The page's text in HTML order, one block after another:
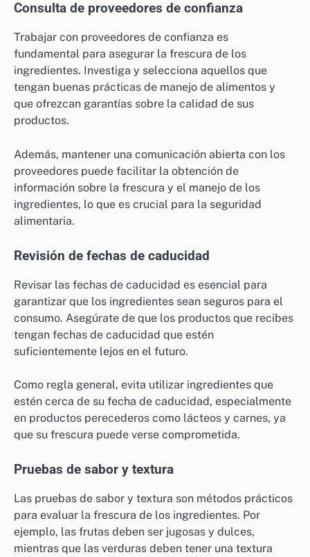
Consulta de proveedores de confianza
Trabajar con proveedores de confianza es
fundamental para asegurar la frescura de los
ingredientes. Investiga y selecciona aquellos que
tengan buenas prácticas de manejo de alimentos y
que ofrezcan garantías sobre la calidad de sus
productos.
Además, mantener una comunicación abierta con los
proveedores puede facilitar la obtención de
información sobre la frescura y el manejo de los
ingredientes, lo que es crucial para la seguridad
alimentaria.
Revisión de fechas de caducidad
Revisar las fechas de caducidad es esencial para
garantizar que los ingredientes sean seguros para el
consumo. Asegúrate de que los productos que recibes
tengan fechas de caducidad que estén
suficientemente lejos en el futuro.
Como regla general, evita utilizar ingredientes que
estén cerca de su fecha de caducidad, especialmente
en productos perecederos como lácteos y carnes, ya
que su frescura puede verse comprometida.
Pruebas de sabor y textura
Las pruebas de sabor y textura son métodos prácticos
para evaluar la frescura de los ingredientes. Por
ejemplo, las frutas deben ser jugosas y dulces,
mientras que las verduras deben tener una textura